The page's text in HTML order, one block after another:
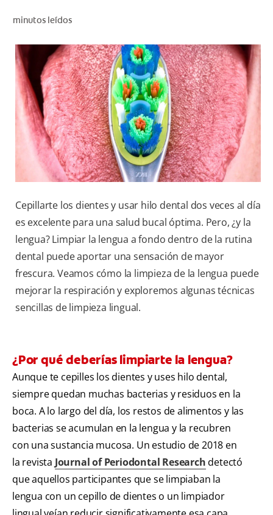
PARA PROFESIONALES
AR (ES)
SUSCRIBITE
minutos leídos
Cepillarte los dientes y usar hilo dental dos veces al día
es excelente para una salud bucal óptima. Pero, ¿y la
lengua? Limpiar la lengua a fondo dentro de la rutina
dental puede aportar una sensación de mayor
frescura. Veamos cómo la limpieza de la lengua puede
mejorar la respiración y exploremos algunas técnicas
sencillas de limpieza lingual.
¿Por qué deberías limpiarte la lengua?
Aunque te cepilles los dientes y uses hilo dental,
siempre quedan muchas bacterias y residuos en la
boca. A lo largo del día, los restos de alimentos y las
bacterias se acumulan en la lengua y la recubren
con una sustancia mucosa. Un estudio de 2018 en
la revista Journal of Periodontal Researchdetectó
que aquellos participantes que se limpiaban la
lengua con un cepillo de dientes o un limpiador